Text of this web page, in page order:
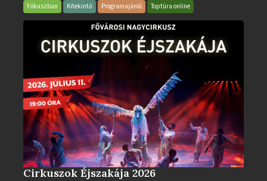
bejegyzéshez
Fókuszban Kitekintő Programajánló Toptúra online
Cirkuszok Éjszakája 2026